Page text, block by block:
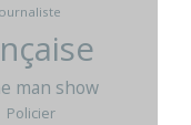
man show
Policier